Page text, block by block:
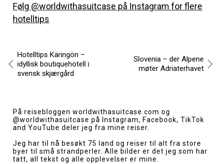
Følg @worldwithasuitcase på Instagram for flere
hotelltips
Innleggsnavigasjon
Slovenia – der Alpene
møter Adriaterhavet
Hotelltips Käringön –
idyllisk boutiquehotell i
svensk skjærgård
På reisebloggen worldwithasuitcase.com og
@worldwithasuitcase på Instagram, Facebook, TikTok
and YouTube deler jeg fra mine reiser.
Jeg har til nå besøkt 75 land og reiser til alt fra store
byer til små strandperler. Alle bilder er det jeg som har
tatt, all tekst og alle opplevelser er mine.